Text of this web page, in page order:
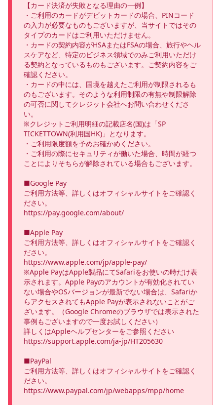
【カード決済が失敗となる理由の一例】
・ご利用のカードがデビットカードの場合、PINコード
の入力が必要なものもございますが、当サイトではその
タイプのカードはご利用いただけません。
・カードの契約内容がHSAまたはFSAの場合、旅行やヘル
スケアなど、特定のビジネス領域でのみご利用いただけ
る契約となっているものもございます。ご契約内容をご
確認ください。
・カードの中には、国境を越えたご利用が制限されるも
のもございます。そのような利用制限の有無や制限解除
の可否に関してクレジット会社へお問い合わせくださ
い。
※クレジットご利用明細の記載店名(国)は「SP
TICKETTOWN(利用国HK)」となります。
・ご利用限度額を予めお確かめください。
・ご利用の際にセキュリティが働いた場合、時間が経つ
ことによりそちらが解除されている場合もございます。
■Google Pay
ご利用方法等、詳しくはオフィシャルサイトをご確認く
ださい。
https://pay.google.com/about/
■Apple Pay
ご利用方法等、詳しくはオフィシャルサイトをご確認く
ださい。
https://www.apple.com/jp/apple-pay/
※Apple PayはApple製品にてSafariをお使いの時だけ表
示されます。Apple Payのアカウントが有効化されてい
ない場合やOSバージョンが最新でない場合は、Safariか
らアクセスされてもApple Payが表示されないことがご
ざいます。（Google Chromeのブラウザでは表示された
事例もございますので一度お試しください）
詳しくはAppleヘルプセンターをご参照ください
https://support.apple.com/ja-jp/HT205630
■PayPal
ご利用方法等、詳しくはオフィシャルサイトをご確認く
ださい。
https://www.paypal.com/jp/webapps/mpp/home